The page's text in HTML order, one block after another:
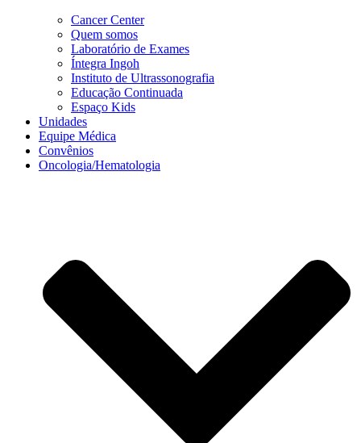
Cancer Center
Quem somos
Laboratório de Exames
Íntegra Ingoh
Instituto de Ultrassonografia
Educação Continuada
Espaço Kids
Unidades
Equipe Médica
Convênios
Oncologia/Hematologia